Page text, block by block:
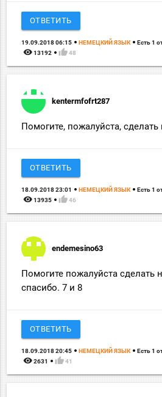
ОТВЕТИТЬ
19.09.2018 06:15 НЕМЕЦКИЙ ЯЗЫК Есть 1
remove_red_eye 13192 thumb_up 48
kentermfofrt287
Помогите, пожалуйста,
ОТВЕТИТЬ
18.09.2018 23:01 НЕМЕЦКИЙ ЯЗЫК Есть 1
remove_red_eye 13935 thumb_up 46
endemesino63
Помогите пожалуйста сделать
спасибо. 7 и 8
ОТВЕТИТЬ
18.09.2018 20:45 НЕМЕЦКИЙ ЯЗЫК Есть 1
remove_red_eye 2631 thumb_up 41